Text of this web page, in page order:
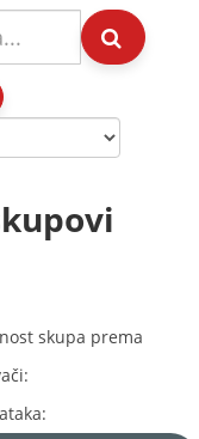
skupa prema